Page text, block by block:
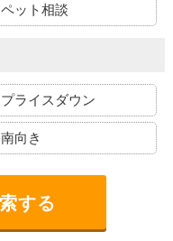
ペット相談
プライスダウン
南向き